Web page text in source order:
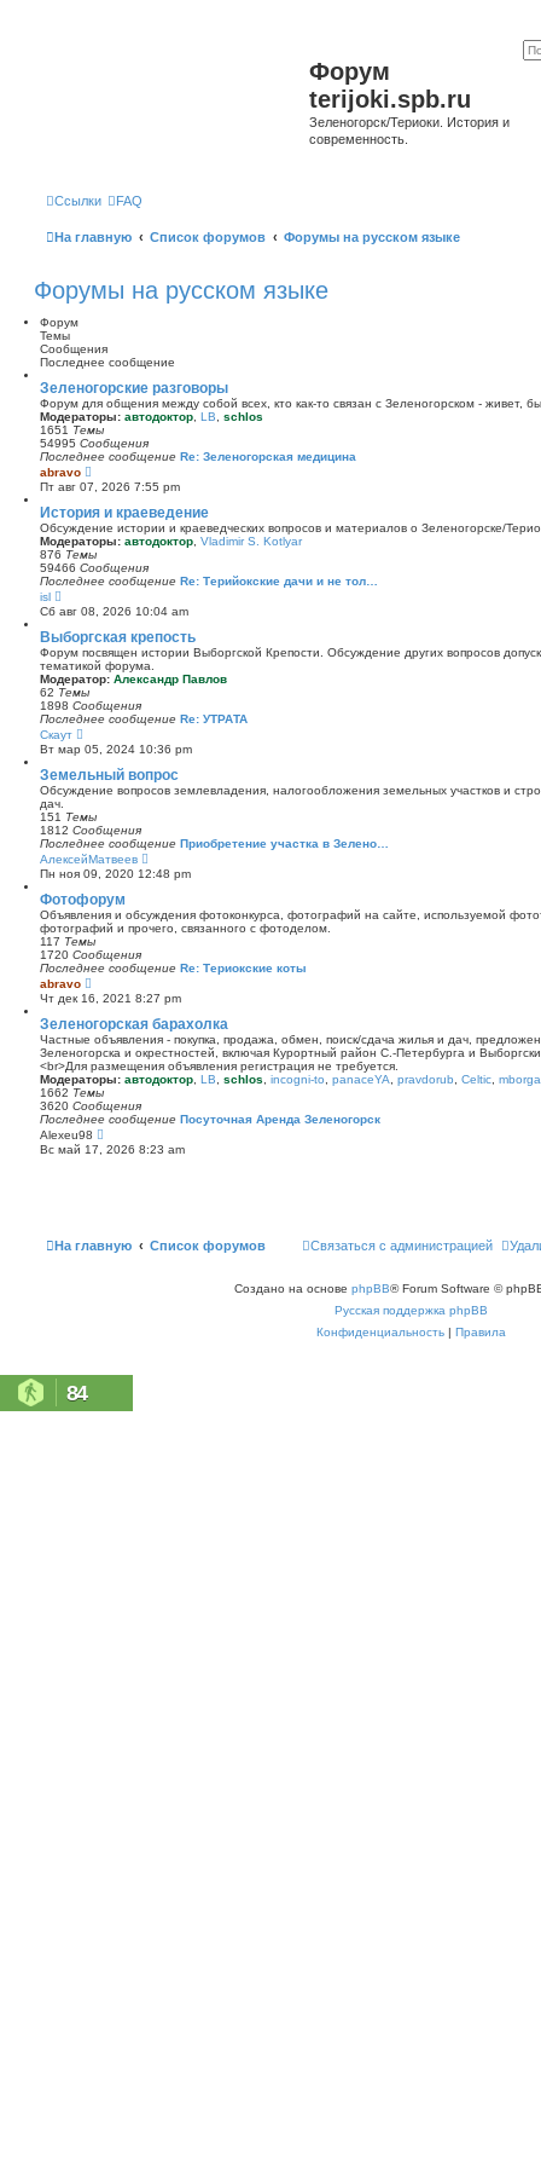
Форум
terijoki.spb.ru
Зеленогорск/Териоки. История и
современность.
Ссылки FAQ
На главную Список форумов Форумы на русском языке
Форумы на русском языке
Форум
Темы
Сообщения
Последнее сообщение
Зеленогорские разговоры
Форум для общения между собой всех, кто как-то связан с Зеленогорском - живет,
Модераторы: автодоктор LB
schlos
1651 Темы
54995 Сообщения
Последнее сообщение Re: Зеленогорская медицина
abravo
е
р
е
й
т
и
к
п
о
л
д
н
е
м
с
о
б
е
н
ю
Пт авг 07, 2026 7:55 pm
История и краеведение
Обсуждение истории и краеведческих вопросов и материалов о Зеленогорске/
Модераторы: автодоктор Vladimir S. Kotlyar
876 Темы
59466 Сообщения
Последнее сообщение Re: Терийокские дачи и не тол…
isl
р
е
й
т
и
к
п
о
с
л
е
н
е
м
с
о
о
б
е
н
и
ю
Сб авг 08, 2026 10:04 am
Выборгская крепость
Форум посвящен истории Выборгской Крепости. Обсуждение других вопросов
тематикой форума.
Модератор: Александр Павлов
62 Темы
1898 Сообщения
Последнее сообщение Re: УТРАТА
Скаут
е
р
е
й
т
к
п
о
с
л
д
н
е
м
у
с
о
о
щ
е
н
и
ю
Вт мар 05, 2024 10:36 pm
Земельный вопрос
Обсуждение вопросов землевладения, налогообложения земельных участков и
дач.
151 Темы
1812 Сообщения
Последнее сообщение Приобретение участка в Зелено…
АлексейМатвеев
е
р
т
и
о
л
д
н
е
м
у
о
щ
Пн ноя 09, 2020 12:48 pm
Фотофорум
Объявления и обсуждения фотоконкурса, фотографий на сайте, используемой
фотографий и прочего, связанного с фотоделом.
117 Темы
1720 Сообщения
Последнее сообщение Re: Териокские коты
abravo
е
р
е
й
т
и
к
п
о
с
л
е
д
о
Чт дек 16, 2021 8:27 pm
Зеленогорская барахолка
Частные объявления - покупка, продажа, обмен, поиск/сдача жилья и дач,
Зеленогорска и окрестностей, включая Курортный район С.-Петербурга и
<br>Для размещения объявления регистрация не требуется.
Модераторы: автодоктор LB schlos incogni-to panaceYA pravdorub Celtic
1662 Темы
3620 Сообщения
Последнее сообщение Посуточная Аренда Зеленогорск
Alexeu98
е
р
о
б
Вс май 17, 2026 8:23 am
На главную Список форумов Связаться с администрацией
Создано на основе phpBB® Forum Software ©
Русская поддержка phpBB
Конфиденциальность | Правила
84